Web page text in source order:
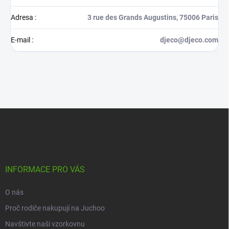
Adresa : 3 rue des Grands Augustins, 75006 Paris
E-mail : djeco@djeco.com
INFORMACE PRO VÁS
O nás
Proč rodiče nakupují na Juchoo
Navštivte naši vzorkovnu